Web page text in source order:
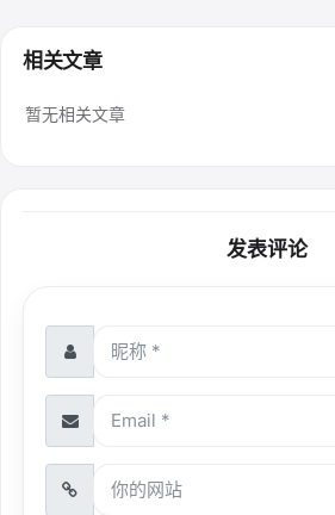
相关文章
暂无相关文章
发表评论